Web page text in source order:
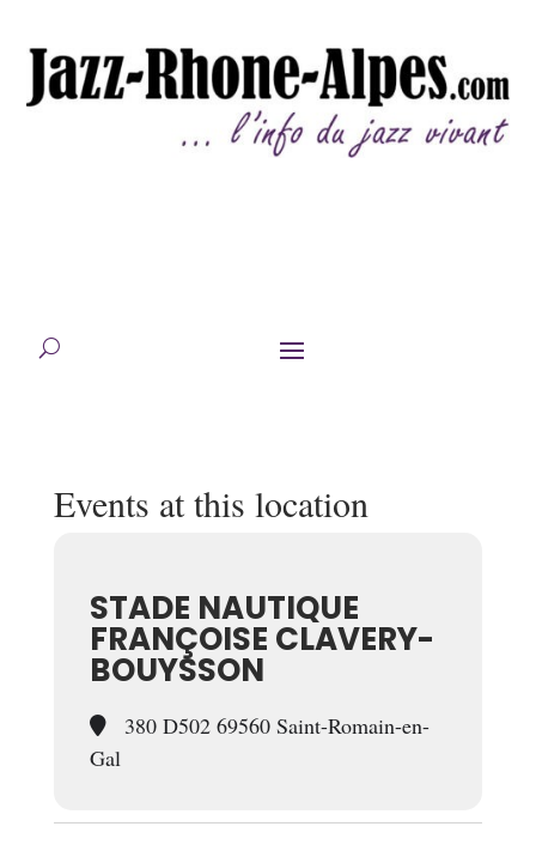
Events at this location
STADE NAUTIQUE
FRANÇOISE CLAVERY-
BOUYSSON
380 D502 69560 Saint-Romain-en-
Gal